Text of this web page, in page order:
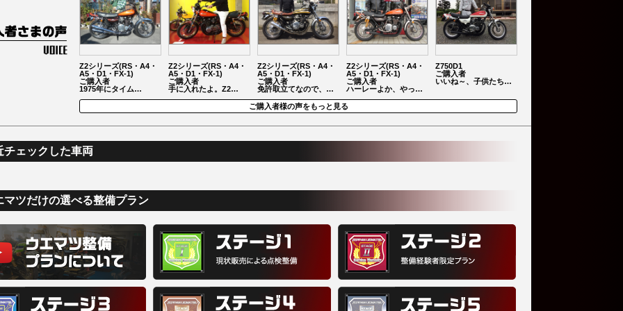
Z2シリーズ(RS・A4・
A5・D1・FX-1)
ご購入者
1975年にタイム…
Z2シリーズ(RS・A4・
A5・D1・FX-1)
ご購入者
手に入れたよ。Z2…
Z2シリーズ(RS・A4・
A5・D1・FX-1)
ご購入者
免許取立てなので、…
Z2シリーズ(RS・A4・
A5・D1・FX-1)
ご購入者
ハーレーよか、やっ…
Z750D1
ご購入者
いいね～、子供たち…
ご購入者様の声をもっと見る
チェックした車両
マツだけの選べる整備プラン